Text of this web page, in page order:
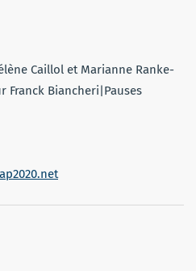
Caillol et Marianne Ranke-
Franck Biancheri|Pauses